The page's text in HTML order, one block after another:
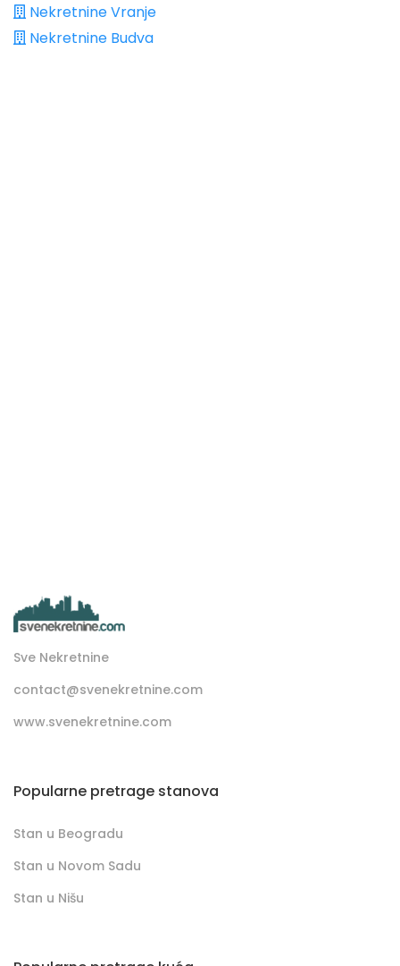
Nekretnine Vranje
Nekretnine Budva
Sve Nekretnine
contact@svenekretnine.com
www.svenekretnine.com
Popularne pretrage stanova
Stan u Beogradu
Stan u Novom Sadu
Stan u Nišu